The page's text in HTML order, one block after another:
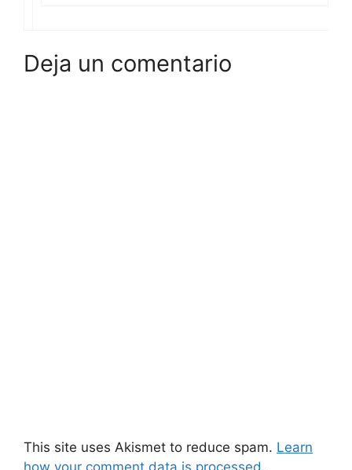
Deja un comentario
This site uses Akismet to reduce spam. Learn